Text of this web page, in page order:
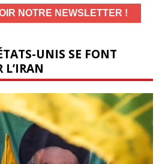
UNIS SE FONT